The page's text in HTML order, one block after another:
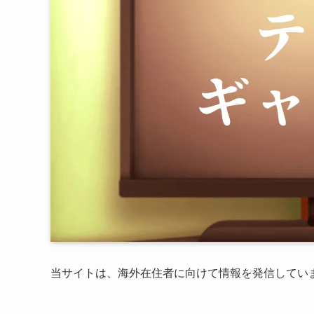
当サイトは、海外在住者に向けて情報を発信してい